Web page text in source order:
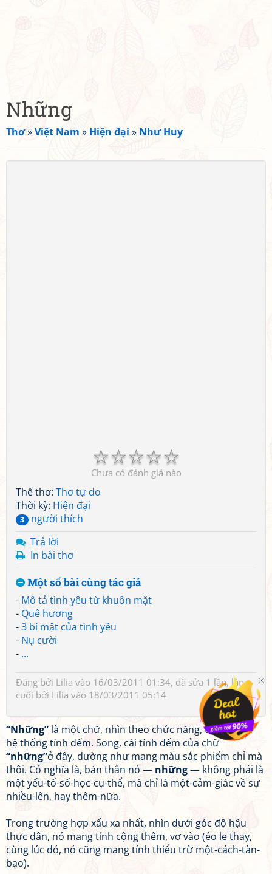
Những
Thơ»Việt Nam » Hiện đại » Như Huy
☆
☆
☆
☆
☆
Chưa có đánh giá nào
Thể thơ: Thơ tự do
Thời kỳ: Hiện đại
3
người thích
Trả lời
In bài thơ
Một số bài cùng tác giả
- Mô tả tình yêu từ khuôn mặt
- Quê hương
-3 bí mật của tình yêu
- Nụ cười
- ...
Đăng bởi Lilia vào 16/03/2011 01:34, đã sửa 1 lần, lần
cuối bởi Lilia vào 18/03/2011 05:14
“Những” là một chữ, nhìn theo chức năng, thuộc kiểu
hệ thống tính đếm. Song, cái tính đếm của chữ
“những”ở đây, dường như mang màu sắc phiếm chỉ mà
thôi. Có nghĩa là, bản thân nó — những— không phải là
một yếu-tố-số-học-cụ-thể, mà chỉ là một-cảm-giác về sự
nhiều-lên, hay thêm-nữa.
Trong trường hợp xấu xa nhất, nhìn dưới góc độ hậu
thực dân, nó mang tính cộng thêm, vơ vào (éo le thay,
cùng lúc đó, nó cũng mang tính thiểu trừ một-cách-tàn-
bạo).